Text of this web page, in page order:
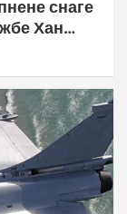
снаге
Хан